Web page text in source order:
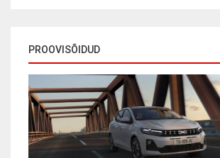
PROOVISÕIDUD